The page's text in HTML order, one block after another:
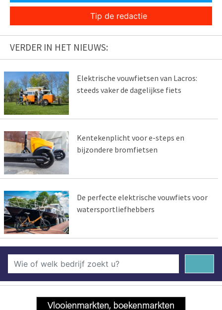
Tip de redactie
VERDER IN HET NIEUWS:
Elektrische vouwfietsen van Lacros:
steeds vaker de dagelijkse fiets
Kentekenplicht voor e-steps en
bijzondere bromfietsen
De perfecte elektrische vouwfiets voor
watersportliefhebbers